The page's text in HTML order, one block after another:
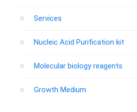
Services
Nucleic Acid Purification kit
Molecular biology reagents
Growth Medium